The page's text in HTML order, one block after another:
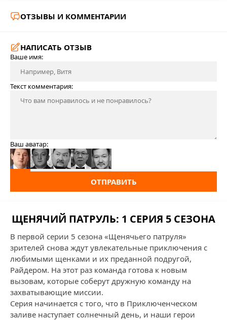
ОТЗЫВЫ И КОММЕНТАРИИ
НАПИСАТЬ ОТЗЫВ
Ваше имя:
Текст комментария:
Ваш аватар:
ОТПРАВИТЬ
ЩЕНЯЧИЙ ПАТРУЛЬ: 1 СЕРИЯ 5 СЕЗОНА
В первой серии 5 сезона «Щенячьего патруля»
зрителей снова ждут увлекательные приключения с
любимыми щенками и их преданной подругой,
Райдером. На этот раз команда готова к новым
вызовам, которые соберут дружную команду на
захватывающие миссии.
Серия начинается с того, что в Приключенческом
заливе наступает солнечный день, и наши герои